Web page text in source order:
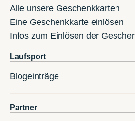
Alle unsere Geschenkkarten
Eine Geschenkkarte einlösen
Infos zum Einlösen der
Laufsport
Blogeinträge
Partner